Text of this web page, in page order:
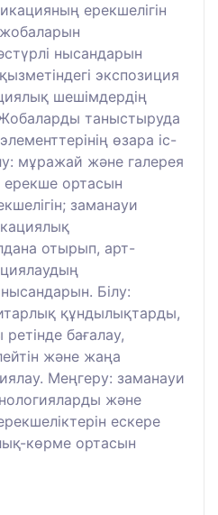
ерекшелігін
нысандарын
экспозиция
шешімдердің
таныстыруда
өзара іс-
мұражай және галерея
ортасын
заманауи
отырып, арт-
Білу:
құндылықтарды,
ретінде бағалау,
және жаңа
Меңгеру: заманауи
және
ескере
көрме ортасын